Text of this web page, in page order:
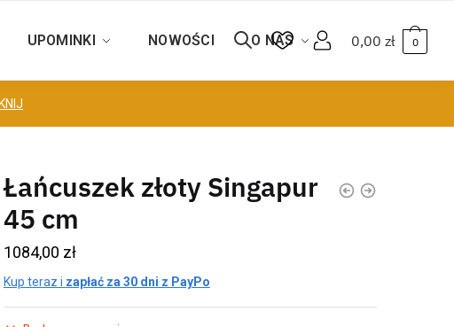
UPOMINKI NOWOŚCI O NAS 0,00 zł 0
Łańcuszek złoty Singapur
45 cm
1084,00 zł
Kup teraz i zapłać za 30 dni z PayPo